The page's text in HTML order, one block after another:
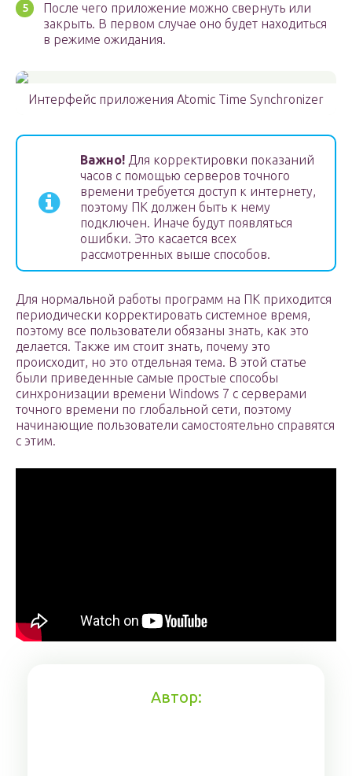
После чего приложение можно свернуть или
закрыть. В первом случае оно будет находиться
в режиме ожидания.
Интерфейс приложения Atomic Time Synchronizer
Важно! Для корректировки показаний
часов с помощью серверов точного
времени требуется доступ к интернету,
поэтому ПК должен быть к нему
подключен. Иначе будут появляться
ошибки. Это касается всех
рассмотренных выше способов.
Для нормальной работы программ на ПК приходится
периодически корректировать системное время,
поэтому все пользователи обязаны знать, как это
делается. Также им стоит знать, почему это
происходит, но это отдельная тема. В этой статье
были приведенные самые простые способы
синхронизации времени Windows 7 с серверами
точного времени по глобальной сети, поэтому
начинающие пользователи самостоятельно справятся
с этим.
Автор: